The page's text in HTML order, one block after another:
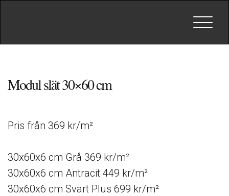
Toggle
Modul slät 30×60 cm
Pris från 369 kr/m²
30x60x6 cm Grå 369 kr/m²
30x60x6 cm Antracit 449 kr/m²
30x60x6 cm Svart Plus 699 kr/m²